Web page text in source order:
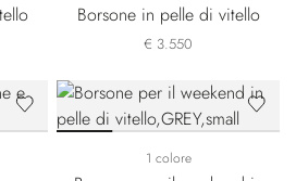
Borsone in pelle di vitello
€ 3.550
1 colore